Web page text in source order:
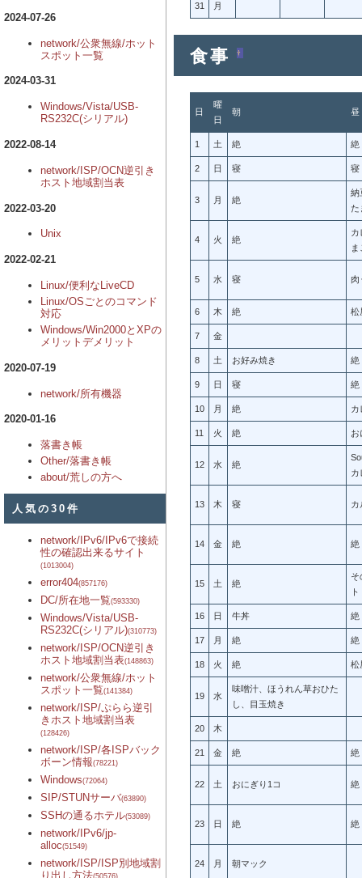
2024-07-26
network/公衆無線/ホット
スポット一覧
2024-03-31
Windows/Vista/USB-
RS232C(シリアル)
2022-08-14
network/ISP/OCN逆引き
ホスト地域割当表
2022-03-20
Unix
2022-02-21
Linux/便利なLiveCD
Linux/OSごとのコマンド
対応
Windows/Win2000とXPの
メリットデメリット
2020-07-19
network/所有機器
2020-01-16
落書き帳
Other/落書き帳
about/荒しの方へ
人気の30件
network/IPv6/IPv6で接続
性の確認出来るサイト
(1013004)
error404(857176)
DC/所在地一覧(593330)
Windows/Vista/USB-
RS232C(シリアル)(310773)
network/ISP/OCN逆引き
ホスト地域割当表(148863)
network/公衆無線/ホット
スポット一覧(141384)
network/ISP/ぷらら逆引
きホスト地域割当表
(128426)
network/ISP/各ISPバック
ボーン情報(78221)
Windows(72064)
SIP/STUNサーバ(63890)
SSHの通るホテル(53089)
network/IPv6/jp-
alloc(51549)
network/ISP/ISP別地域割
り出し方法(50576)
31 月
食事 †
日
曜
日
朝 昼
1 土 絶 絶
2 日 寝 寝
3 月 絶
納
た
4 火 絶
カ
ま
5 水 寝 肉
6 木 絶 松
7 金
8 土 お好み焼き 絶
9 日 寝 絶
10 月 絶 カ
11 火 絶 お
12 水 絶
カ
13 木 寝 カ
14 金 絶 絶
15 土 絶
そ
ト
16 日 牛丼 絶
17 月 絶 絶
18 火 絶 松
19 水
味噌汁、ほうれん草おひた
し、目玉焼き
20 木
21 金 絶 絶
22 土 おにぎり1コ 絶
23 日 絶 絶
24 月 朝マック